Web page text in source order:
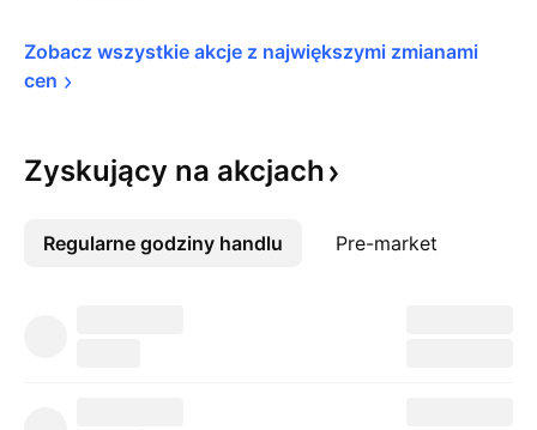
cen
Zyskujący na akcjach
Regularne godziny handlu Pre-market
Więcej